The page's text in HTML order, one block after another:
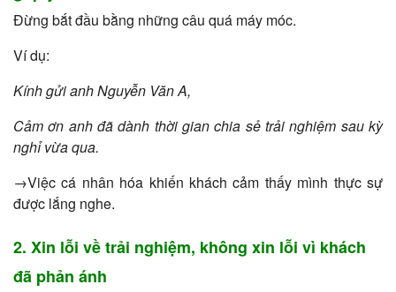
Đừng bắt đầu bằng những câu quá máy móc.
Ví dụ:
Kính gửi anh Nguyễn Văn A,
Cảm ơn anh đã dành thời gian chia sẻ trải nghiệm sau kỳ
nghỉ vừa qua.
→Việc cá nhân hóa khiến khách cảm thấy mình thực sự
được lắng nghe.
2. Xin lỗi về trải nghiệm, không xin lỗi vì khách
đã phản ánh